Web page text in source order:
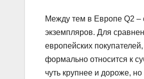
Между тем в Европе Q2 –
экземпляров. Для
европейских
формально относится к
чуть крупнее и дороже,